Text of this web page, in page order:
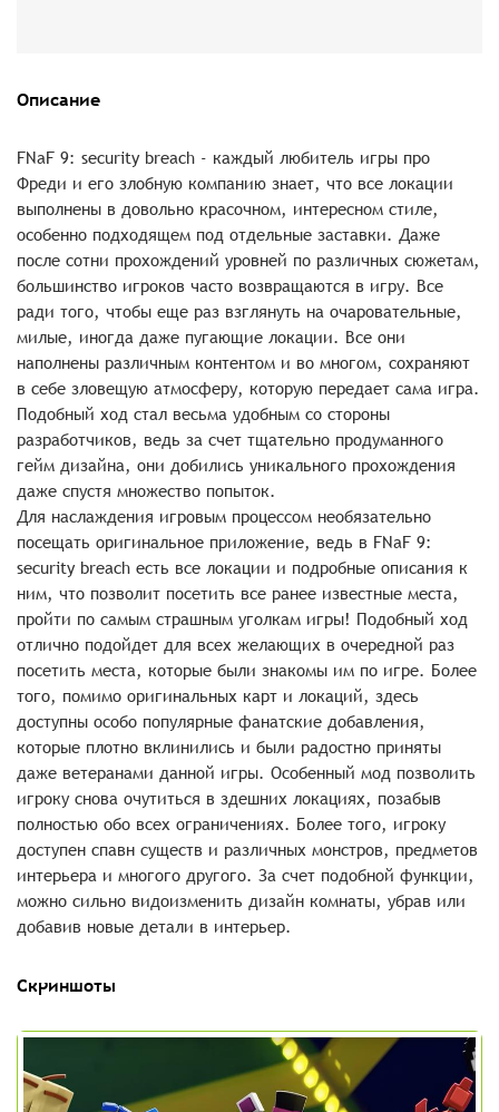
Описание
FNaF 9: security breach - каждый любитель игры про
Фреди и его злобную компанию знает, что все локации
выполнены в довольно красочном, интересном стиле,
особенно подходящем под отдельные заставки. Даже
после сотни прохождений уровней по различных сюжетам,
большинство игроков часто возвращаются в игру. Все
ради того, чтобы еще раз взглянуть на очаровательные,
милые, иногда даже пугающие локации. Все они
наполнены различным контентом и во многом, сохраняют
в себе зловещую атмосферу, которую передает сама игра.
Подобный ход стал весьма удобным со стороны
разработчиков, ведь за счет тщательно продуманного
гейм дизайна, они добились уникального прохождения
даже спустя множество попыток.
Для наслаждения игровым процессом необязательно
посещать оригинальное приложение, ведь в FNaF 9:
security breach есть все локации и подробные описания к
ним, что позволит посетить все ранее известные места,
пройти по самым страшным уголкам игры! Подобный ход
отлично подойдет для всех желающих в очередной раз
посетить места, которые были знакомы им по игре. Более
того, помимо оригинальных карт и локаций, здесь
доступны особо популярные фанатские добавления,
которые плотно вклинились и были радостно приняты
даже ветеранами данной игры. Особенный мод позволить
игроку снова очутиться в здешних локациях, позабыв
полностью обо всех ограничениях. Более того, игроку
доступен спавн существ и различных монстров, предметов
интерьера и многого другого. За счет подобной функции,
можно сильно видоизменить дизайн комнаты, убрав или
добавив новые детали в интерьер.
Скриншоты